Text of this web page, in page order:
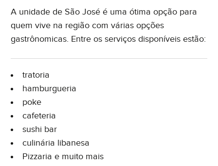
A unidade de São José é uma ótima opção para
quem vive na região com várias opções
gastrônomicas. Entre os serviços disponíveis estão:
tratoria
hamburgueria
poke
cafeteria
sushi bar
culinária libanesa
Pizzaria e muito mais